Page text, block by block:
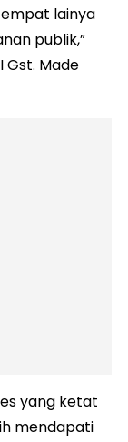
lainya
publik,”
Gst. Made
yang ketat
mendapati